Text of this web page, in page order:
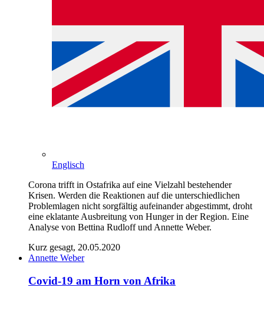
Englisch
Corona trifft in Ostafrika auf eine Vielzahl bestehender
Krisen. Werden die Reaktionen auf die unterschiedlichen
Problemlagen nicht sorgfältig aufeinander abgestimmt, droht
eine eklatante Ausbreitung von Hunger in der Region. Eine
Analyse von Bettina Rudloff und Annette Weber.
Kurz gesagt, 20.05.2020
Annette Weber
Covid‑19 am Horn von Afrika